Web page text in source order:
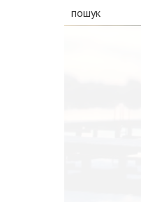
пошук